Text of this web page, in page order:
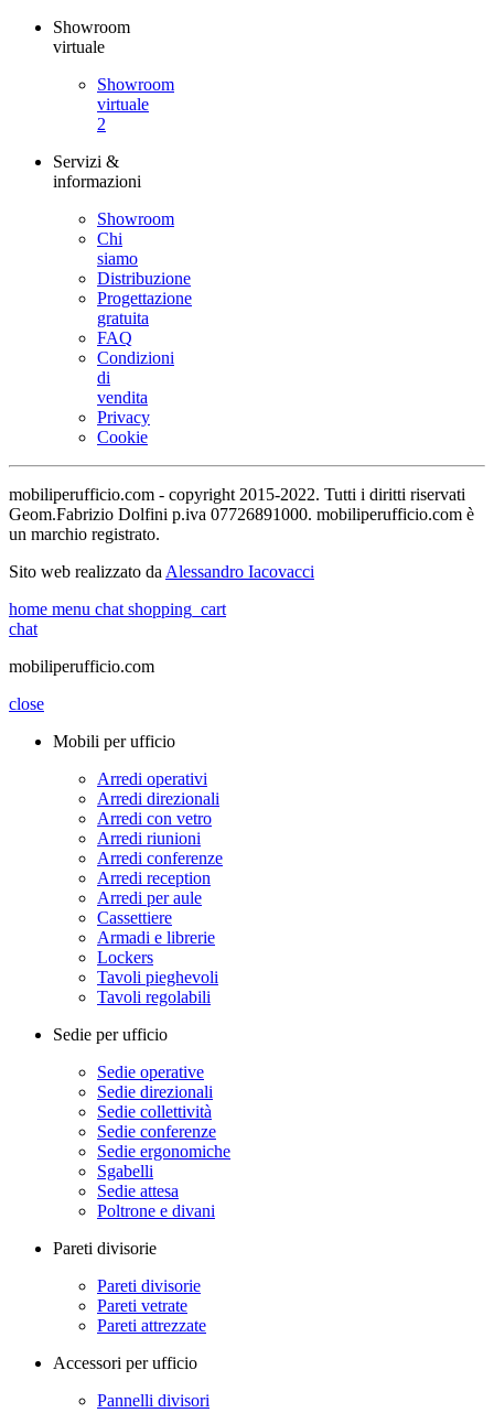
Showroom
virtuale
Showroom
virtuale
2
Servizi &
informazioni
Showroom
Chi
siamo
Distribuzione
Progettazione
gratuita
FAQ
Condizioni
di
vendita
Privacy
Cookie
mobiliperufficio.com - copyright 2015-2022. Tutti i diritti riservati
Geom.Fabrizio Dolfini p.iva 07726891000. mobiliperufficio.com è
un marchio registrato.
Sito web realizzato da Alessandro Iacovacci
home menu chat shopping_cart
chat
mobiliperufficio.com
close
Mobili per ufficio
Arredi operativi
Arredi direzionali
Arredi con vetro
Arredi riunioni
Arredi conferenze
Arredi reception
Arredi per aule
Cassettiere
Armadi e librerie
Lockers
Tavoli pieghevoli
Tavoli regolabili
Sedie per ufficio
Sedie operative
Sedie direzionali
Sedie collettività
Sedie conferenze
Sedie ergonomiche
Sgabelli
Sedie attesa
Poltrone e divani
Pareti divisorie
Pareti divisorie
Pareti vetrate
Pareti attrezzate
Accessori per ufficio
Pannelli divisori